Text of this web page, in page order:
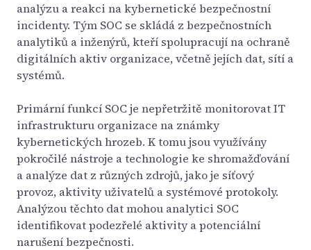
analýzu a reakci na kybernetické bezpečnostní
incidenty. Tým SOC se skládá z bezpečnostních
analytiků a inženýrů, kteří spolupracují na ochraně
digitálních aktiv organizace, včetně jejích dat, sítí a
systémů.
Primární funkcí SOC je nepřetržitě monitorovat IT
infrastrukturu organizace na známky
kybernetických hrozeb. K tomu jsou využívány
pokročilé nástroje a technologie ke shromažďování
a analýze dat z různých zdrojů, jako je síťový
provoz, aktivity uživatelů a systémové protokoly.
Analýzou těchto dat mohou analytici SOC
identifikovat podezřelé aktivity a potenciální
narušení bezpečnosti.